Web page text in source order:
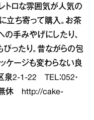
トロな雰囲気が人気の
立ち寄って購入。お茶
手みやげにしたり、
ったり。昔ながらの包
ケージも変わらない良
泉2‐1‐22 TEL：052・
無休
http://cake-